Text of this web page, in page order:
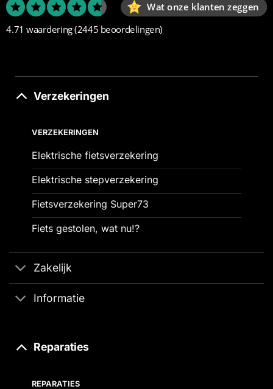
Wat onze klanten zeggen
4.71 waardering(2445 beoordelingen)
Verzekeringen
VERZEKERINGEN
Elektrische fietsverzekering
Elektrische stepverzekering
Fietsverzekering Super73
Fiets gestolen, wat nu!?
Zakelijk
Informatie
Reparaties
REPARATIES